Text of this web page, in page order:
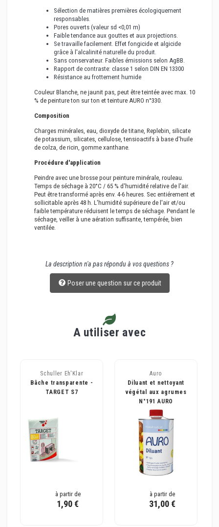
Sélection de matières premières écologiquement
responsables.
Pores ouverts (valeur sd <0,01 m)
Faible tendance aux gouttes et aux projections.
Se travaille facilement. Effet fongicide et algicide
grâce à l'alcalinité naturelle du produit.
Sans conservateur. Faibles émissions selon AgBB.
Rapport de contraste: classe 1 selon DIN EN 13300
Résistance au frottement humide
Couleur Blanche, ne jaunit pas, peut être teintée avec max. 10
% de peinture ton sur ton et teinture AURO n°330.
Composition
Charges minérales, eau, dioxyde de titane, Replebin, silicate
de potassium, silicates, cellulose, tensioactifs à base d'huile
de colza, de ricin, gomme xanthane.
Procédure d'application
Peindre avec une brosse pour peinture minérale, rouleau.
Temps de séchage à 20°C / 65 % d'humidité relative de l'air.
Peut être transformé après env. 4-6 heures. Sec entiérement et
sollicitable après 48 h. L'humidité supérieure de l'air et/ou
faible température réduisent le temps de séchage. Pendant le
séchage, veiller à une aération suffisante, tempérée, bien
ventilée.
La description n'a pas répondu à vos questions ?
Poser une question sur ce produit
A utiliser avec
Schuller Eh'Klar
Bâche transparente -
TARGET S7
à partir de
1,90 €
Auro
Diluant et nettoyant
végétal aux agrumes
N°191 AURO
à partir de
31,00 €